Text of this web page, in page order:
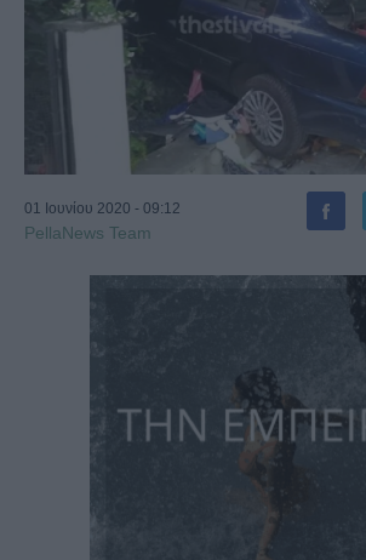
01 Ιουνίου 2020 - 09:12
PellaNews Team